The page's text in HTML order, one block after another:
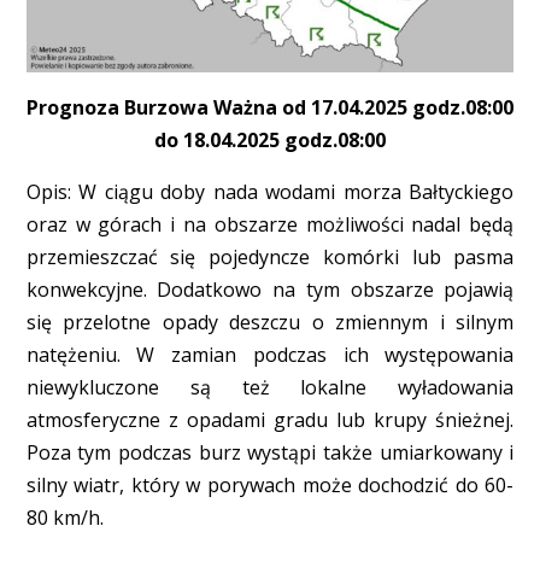
Prognoza Burzowa Ważna od 17.04.2025 godz.08:00
do 18.04.2025 godz.08:00
Opis: W ciągu doby nada wodami morza Bałtyckiego
oraz w górach i na obszarze możliwości nadal będą
przemieszczać się pojedyncze komórki lub pasma
konwekcyjne. Dodatkowo na tym obszarze pojawią
się przelotne opady deszczu o zmiennym i silnym
natężeniu. W zamian podczas ich występowania
niewykluczone są też lokalne wyładowania
atmosferyczne z opadami gradu lub krupy śnieżnej.
Poza tym podczas burz wystąpi także umiarkowany i
silny wiatr, który w porywach może dochodzić do 60-
80 km/h.